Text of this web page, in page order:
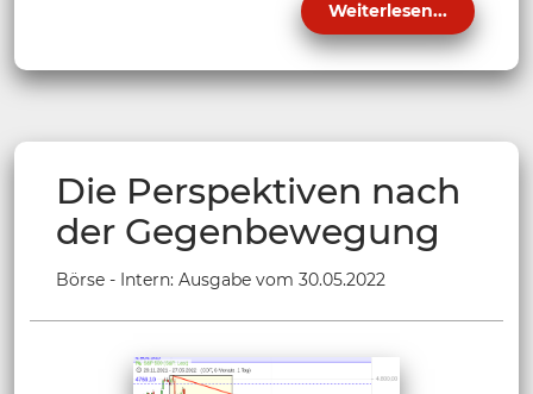
Weiterlesen...
Die Perspektiven nach
der Gegenbewegung
Börse - Intern: Ausgabe vom 30.05.2022